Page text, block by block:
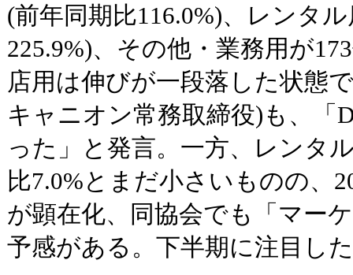
(前年同期比116.0%)、レンタ
225.9%)、その他・業務用が
店用は伸びが一段落した状態
キャニオン常務取締役)も、「
った」と発言。一方、レンタ
比7.0%とまだ小さいものの、
が顕在化、同協会でも「マー
予感がある。下半期に注目し